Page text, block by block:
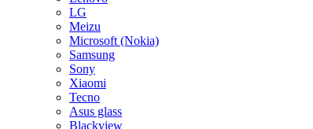
LG
Meizu
Microsoft (Nokia)
Samsung
Sony
Xiaomi
Tecno
Asus glass
Blackview